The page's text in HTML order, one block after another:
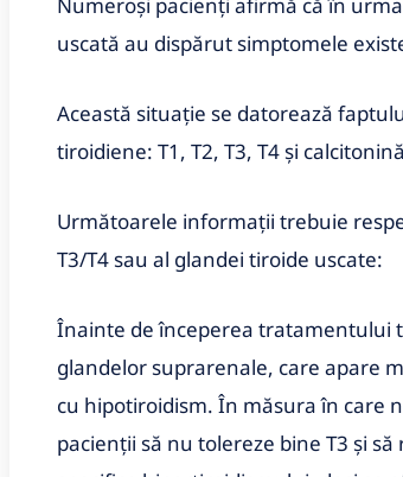
uscată au dispărut simptomele
Această situaţie se datorează
tiroidiene: T1, T2, T3, T4 şi
Următoarele informaţii trebuie
T3/T4 sau al glandei tiroide uscate:
Înainte de începerea tratamentului
glandelor suprarenale, care apare
cu hipotiroidism. În măsura în care
pacienţii să nu tolereze bine T3 şi